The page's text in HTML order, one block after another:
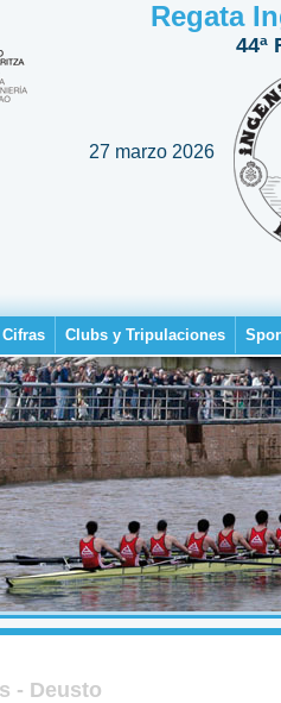
Regata
44ª
27 marzo 2026
Cifras Clubs y Tripulaciones
- Deusto